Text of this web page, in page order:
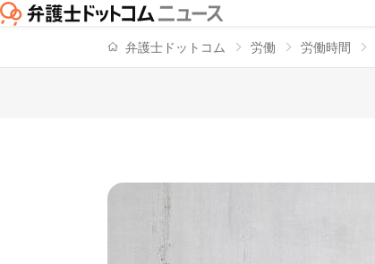
弁護士ドットコム 労働 労働時間